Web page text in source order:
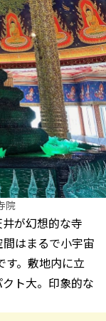
院
が幻想的な寺
はまるで小宇宙
す。敷地内に立
ト大。印象的な